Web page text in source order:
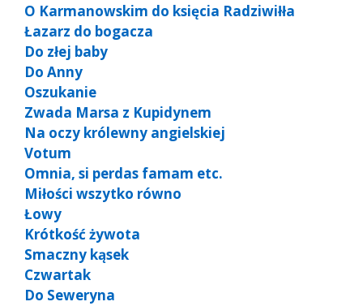
O Karmanowskim do księcia Radziwiłła
Łazarz do bogacza
Do złej baby
Do Anny
Oszukanie
Zwada Marsa z Kupidynem
Na oczy królewny angielskiej
Votum
Omnia, si perdas famam etc.
Miłości wszytko równo
Łowy
Krótkość żywota
Smaczny kąsek
Czwartak
Do Seweryna